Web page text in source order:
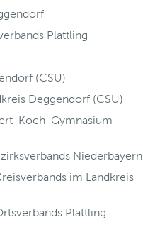
Plattling
(CSU)
Deggendorf (CSU)
Koch-Gymnasium
Niederbayern
im Landkreis
Plattling